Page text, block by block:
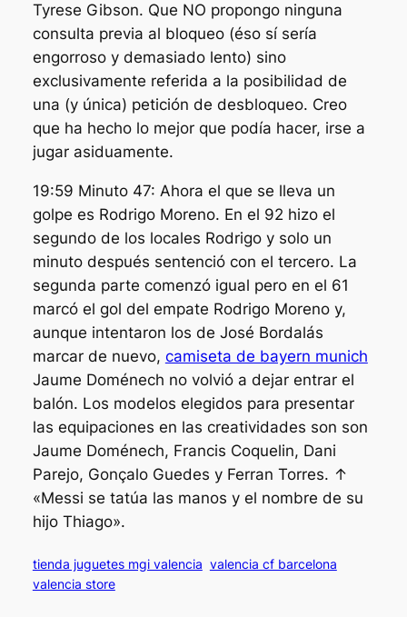
Tyrese Gibson. Que NO propongo ninguna
consulta previa al bloqueo (éso sí sería
engorroso y demasiado lento) sino
exclusivamente referida a la posibilidad de
una (y única) petición de desbloqueo. Creo
que ha hecho lo mejor que podía hacer, irse a
jugar asiduamente.
19:59 Minuto 47: Ahora el que se lleva un
golpe es Rodrigo Moreno. En el 92 hizo el
segundo de los locales Rodrigo y solo un
minuto después sentenció con el tercero. La
segunda parte comenzó igual pero en el 61
marcó el gol del empate Rodrigo Moreno y,
aunque intentaron los de José Bordalás
marcar de nuevo, camiseta de bayern munich
Jaume Doménech no volvió a dejar entrar el
balón. Los modelos elegidos para presentar
las equipaciones en las creatividades son son
Jaume Doménech, Francis Coquelin, Dani
Parejo, Gonçalo Guedes y Ferran Torres. ↑
«Messi se tatúa las manos y el nombre de su
hijo Thiago».
tienda juguetes mgi valencia valencia cf barcelona
valencia store